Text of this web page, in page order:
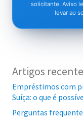
solicitante. Aviso
levar ao
Artigos
Empréstimos com
Suíça: o que é
Perguntas